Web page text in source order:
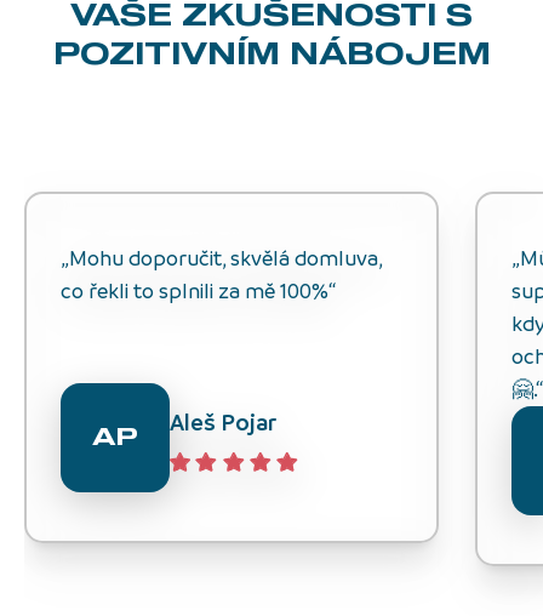
VAŠE ZKUŠENOSTI S
POZITIVNÍM NÁBOJEM
„Mohu doporučit, skvělá domluva,
co řekli to splnili za mě 100%“
AP Aleš Pojar